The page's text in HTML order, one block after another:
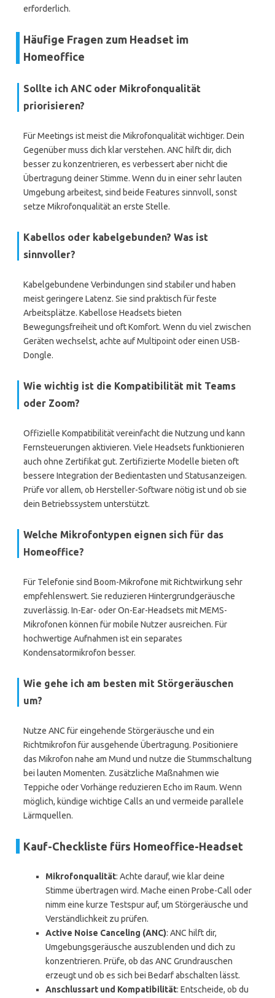
erforderlich.
Häufige Fragen zum Headset im
Homeoffice
Sollte ich ANC oder Mikrofonqualität
priorisieren?
Für Meetings ist meist die Mikrofonqualität wichtiger. Dein
Gegenüber muss dich klar verstehen. ANC hilft dir, dich
besser zu konzentrieren, es verbessert aber nicht die
Übertragung deiner Stimme. Wenn du in einer sehr lauten
Umgebung arbeitest, sind beide Features sinnvoll, sonst
setze Mikrofonqualität an erste Stelle.
Kabellos oder kabelgebunden? Was ist
sinnvoller?
Kabelgebundene Verbindungen sind stabiler und haben
meist geringere Latenz. Sie sind praktisch für feste
Arbeitsplätze. Kabellose Headsets bieten
Bewegungsfreiheit und oft Komfort. Wenn du viel zwischen
Geräten wechselst, achte auf Multipoint oder einen USB-
Dongle.
Wie wichtig ist die Kompatibilität mit Teams
oder Zoom?
Offizielle Kompatibilität vereinfacht die Nutzung und kann
Fernsteuerungen aktivieren. Viele Headsets funktionieren
auch ohne Zertifikat gut. Zertifizierte Modelle bieten oft
bessere Integration der Bedientasten und Statusanzeigen.
Prüfe vor allem, ob Hersteller-Software nötig ist und ob sie
dein Betriebssystem unterstützt.
Welche Mikrofontypen eignen sich für das
Homeoffice?
Für Telefonie sind Boom-Mikrofone mit Richtwirkung sehr
empfehlenswert. Sie reduzieren Hintergrundgeräusche
zuverlässig. In-Ear- oder On-Ear-Headsets mit MEMS-
Mikrofonen können für mobile Nutzer ausreichen. Für
hochwertige Aufnahmen ist ein separates
Kondensatormikrofon besser.
Wie gehe ich am besten mit Störgeräuschen
um?
Nutze ANC für eingehende Störgeräusche und ein
Richtmikrofon für ausgehende Übertragung. Positioniere
das Mikrofon nahe am Mund und nutze die Stummschaltung
bei lauten Momenten. Zusätzliche Maßnahmen wie
Teppiche oder Vorhänge reduzieren Echo im Raum. Wenn
möglich, kündige wichtige Calls an und vermeide parallele
Lärmquellen.
Kauf-Checkliste fürs Homeoffice-Headset
Mikrofonqualität: Achte darauf, wie klar deine
Stimme übertragen wird. Mache einen Probe-Call oder
nimm eine kurze Testspur auf, um Störgeräusche und
Verständlichkeit zu prüfen.
Active Noise Canceling (ANC): ANC hilft dir,
Umgebungsgeräusche auszublenden und dich zu
konzentrieren. Prüfe, ob das ANC Grundrauschen
erzeugt und ob es sich bei Bedarf abschalten lässt.
Anschlussart und Kompatibilität: Entscheide, ob du